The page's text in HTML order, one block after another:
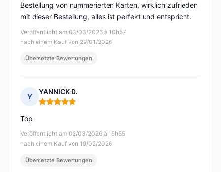
Veröffentlicht am 03/03/2026 à 10h57
nach einem Kauf von 29/01/2026
Bestellung von nummerierten Karten, wirklich zufrieden
mit dieser Bestellung, alles ist perfekt und entspricht.
Übersetzte Bewertungen
Y
YANNICK D.
Hinweis: 5 von 5
Veröffentlicht am 02/03/2026 à 15h55
nach einem Kauf von 19/02/2026
Top
Übersetzte Bewertungen